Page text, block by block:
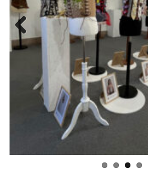
Previous